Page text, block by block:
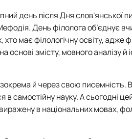
день після Дня слов'янської
День філолога об’єднує
хто має філологічну освіту,
змісту, мовного аналізу й
й через свою писемність.
в самостійну науку. А сьогодні
в національних мовах,